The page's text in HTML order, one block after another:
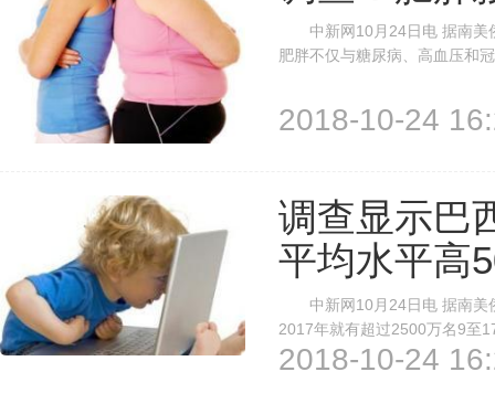
中新网10月24日电 据南美
肥胖不仅与糖尿病、高血压和
2018-10-24
调查显示巴
平均水平高
中新网10月24日电 据南美
2017年就有超过2500万名9至
观看网络信息，超过70%的
2018-10-24